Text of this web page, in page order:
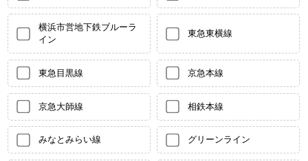
横浜市営地下鉄ブルーラ
イン
東急東横線
東急目黒線 京急本線
京急大師線 相鉄本線
みなとみらい線 グリーンライン